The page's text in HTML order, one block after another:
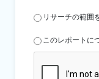
リサーチの範囲
このレポートに